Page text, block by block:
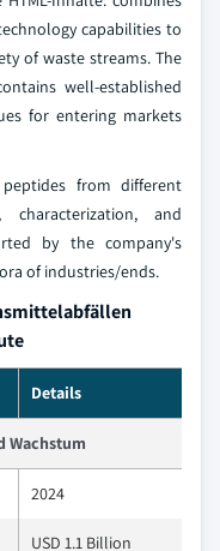
capabilities to
of waste streams. The
well-established
for entering markets
from different
characterization, and
by the company's
of industries/ends.
Details
Wachstum
2024
USD 1.1 Billion